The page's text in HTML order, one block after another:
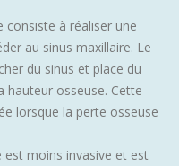
consiste à réaliser une
au sinus maxillaire. Le
du sinus et place du
hauteur osseuse. Cette
lorsque la perte osseuse
est moins invasive et est